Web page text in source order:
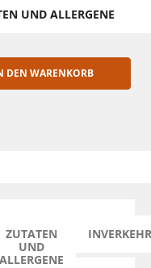
UND ALLERGENE
DEN WARENKORB
ZUTATEN
UND
ALLERGENE